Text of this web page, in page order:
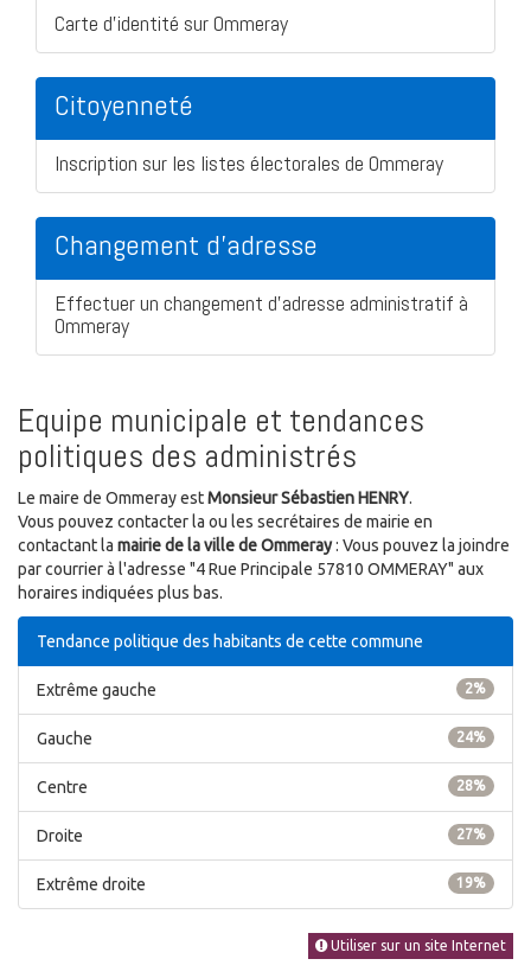
Carte d'identité sur Ommeray
Citoyenneté
Inscription sur les listes électorales de Ommeray
Changement d'adresse
Effectuer un changement d'adresse administratif à
Ommeray
Equipe municipale et tendances
politiques des administrés
Le maire de Ommeray estMonsieur Sébastien HENRY.
Vous pouvez contacter la ou les secrétaires de mairie en
contactant la mairie de la ville de Ommeray: Vous pouvez la joindre
par courrier à l'adresse "4 Rue Principale 57810 OMMERAY" aux
horaires indiquées plus bas.
Tendance politique des habitants de cette commune
2%
Extrême gauche
24%
Gauche
28%
Centre
27%
Droite
19%
Extrême droite
Utiliser sur un site Internet